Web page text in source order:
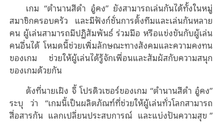
เกม “ตํานานสีดํา อู๋คง” ยังสามารถเล่นกันได้ทั้งในหมู่
สมาชิกครอบครัว และมีฟังก์ชั่นการตั้งทีมและเล่นกันหลาย
คน ผู้เล่นสามารถมีปฏิสัมพันธ์ ร่วมมือ หรือแข่งขันกับผู้เล่น
คนอื่นได้ โหมดนี้ช่วยเพิ่มลักษณะทางสังคมและความคงทน
ของเกม ช่วยให้ผู้เล่นได้รู้จักเพื่อนและสัมผัสกับความสนุก
ของเกมด้วยกัน
ดังที่นายเฝิง จี้ โปรดิวเซอร์ของเกม“ตํานานสีดํา อู๋คง”
ระบุ ว่า“เกมนี้เป็นผลิตภัณฑ์ที่ช่วยให้ผู้เล่นทั่วโลกสามารถ
สื่อสารกัน แลกเปลี่ยนประสบการณ์ และแบ่งปันความสุข”